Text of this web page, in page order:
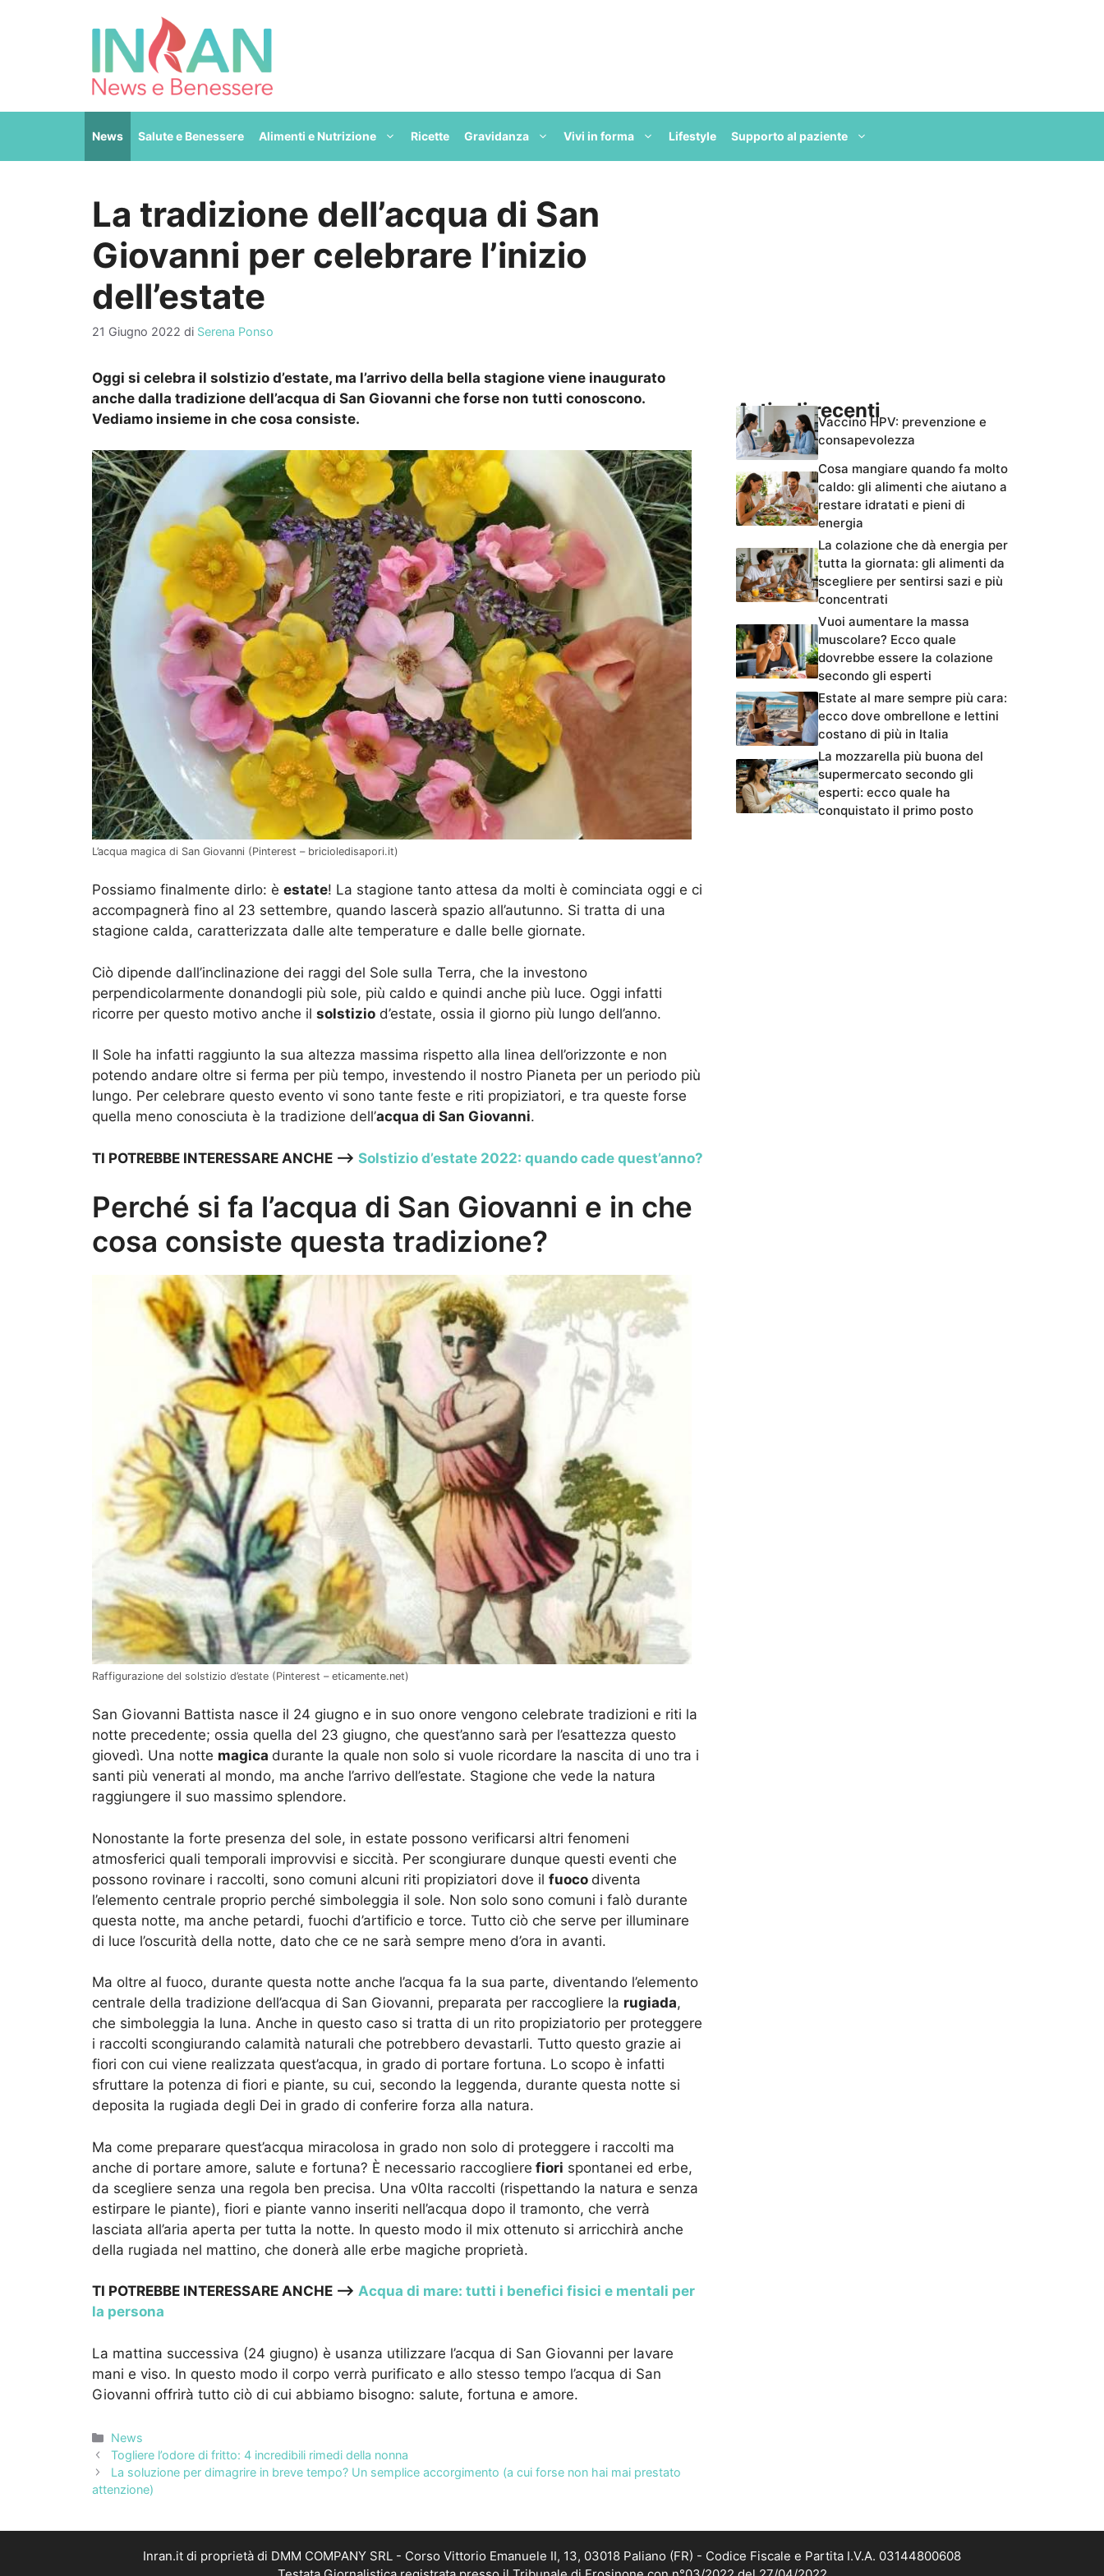
News Salute e Benessere Alimenti e Nutrizione Ricette Gravidanza Vivi in forma Lifestyle Supporto al paziente
La tradizione dell’acqua di San
Giovanni per celebrare l’inizio
dell’estate
21 Giugno 2022 di Serena Ponso
Oggi si celebra il solstizio d’estate, ma l’arrivo della bella stagione viene inaugurato
anche dalla tradizione dell’acqua di San Giovanni che forse non tutti conoscono.
Vediamo insieme in che cosa consiste.
L’acqua magica di San Giovanni (Pinterest – bricioledisapori.it)
Possiamo finalmente dirlo: è estate! La stagione tanto attesa da molti è cominciata oggi e ci
accompagnerà fino al 23 settembre, quando lascerà spazio all’autunno. Si tratta di una
stagione calda, caratterizzata dalle alte temperature e dalle belle giornate.
Ciò dipende dall’inclinazione dei raggi del Sole sulla Terra, che la investono
perpendicolarmente donandogli più sole, più caldo e quindi anche più luce. Oggi infatti
ricorre per questo motivo anche il solstizio d’estate, ossia il giorno più lungo dell’anno.
Il Sole ha infatti raggiunto la sua altezza massima rispetto alla linea dell’orizzonte e non
potendo andare oltre si ferma per più tempo, investendo il nostro Pianeta per un periodo più
lungo. Per celebrare questo evento vi sono tante feste e riti propiziatori, e tra queste forse
quella meno conosciuta è la tradizione dell’acqua di San Giovanni.
TI POTREBBE INTERESSARE ANCHE —-> Solstizio d’estate 2022: quando cade quest’anno?
Perché si fa l’acqua di San Giovanni e in che
cosa consiste questa tradizione?
Raffigurazione del solstizio d’estate (Pinterest – eticamente.net)
San Giovanni Battista nasce il 24 giugno e in suo onore vengono celebrate tradizioni e riti la
notte precedente; ossia quella del 23 giugno, che quest’anno sarà per l’esattezza questo
giovedì. Una notte magica durante la quale non solo si vuole ricordare la nascita di uno tra i
santi più venerati al mondo, ma anche l’arrivo dell’estate. Stagione che vede la natura
raggiungere il suo massimo splendore.
Nonostante la forte presenza del sole, in estate possono verificarsi altri fenomeni
atmosferici quali temporali improvvisi e siccità. Per scongiurare dunque questi eventi che
possono rovinare i raccolti, sono comuni alcuni riti propiziatori dove il fuoco diventa
l’elemento centrale proprio perché simboleggia il sole. Non solo sono comuni i falò durante
questa notte, ma anche petardi, fuochi d’artificio e torce. Tutto ciò che serve per illuminare
di luce l’oscurità della notte, dato che ce ne sarà sempre meno d’ora in avanti.
Ma oltre al fuoco, durante questa notte anche l’acqua fa la sua parte, diventando l’elemento
centrale della tradizione dell’acqua di San Giovanni, preparata per raccogliere la rugiada,
che simboleggia la luna. Anche in questo caso si tratta di un rito propiziatorio per proteggere
i raccolti scongiurando calamità naturali che potrebbero devastarli. Tutto questo grazie ai
fiori con cui viene realizzata quest’acqua, in grado di portare fortuna. Lo scopo è infatti
sfruttare la potenza di fiori e piante, su cui, secondo la leggenda, durante questa notte si
deposita la rugiada degli Dei in grado di conferire forza alla natura.
Ma come preparare quest’acqua miracolosa in grado non solo di proteggere i raccolti ma
anche di portare amore, salute e fortuna? È necessario raccogliere fiori spontanei ed erbe,
da scegliere senza una regola ben precisa. Una v0lta raccolti (rispettando la natura e senza
estirpare le piante), fiori e piante vanno inseriti nell’acqua dopo il tramonto, che verrà
lasciata all’aria aperta per tutta la notte. In questo modo il mix ottenuto si arricchirà anche
della rugiada nel mattino, che donerà alle erbe magiche proprietà.
TI POTREBBE INTERESSARE ANCHE —-> Acqua di mare: tutti i benefici fisici e mentali per
la persona
La mattina successiva (24 giugno) è usanza utilizzare l’acqua di San Giovanni per lavare
mani e viso. In questo modo il corpo verrà purificato e allo stesso tempo l’acqua di San
Giovanni offrirà tutto ciò di cui abbiamo bisogno: salute, fortuna e amore.
Categorie
News
Togliere l’odore di fritto: 4 incredibili rimedi della nonna
La soluzione per dimagrire in breve tempo? Un semplice accorgimento (a cui forse non hai mai prestato
attenzione)
Articoli recentiVaccino HPV: prevenzione e
consapevolezza
Cosa mangiare quando fa molto
caldo: gli alimenti che aiutano a
restare idratati e pieni di
energia
La colazione che dà energia per
tutta la giornata: gli alimenti da
scegliere per sentirsi sazi e più
concentrati
Vuoi aumentare la massa
muscolare? Ecco quale
dovrebbe essere la colazione
secondo gli esperti
Estate al mare sempre più cara:
ecco dove ombrellone e lettini
costano di più in Italia
La mozzarella più buona del
supermercato secondo gli
esperti: ecco quale ha
conquistato il primo posto
Inran.it di proprietà di DMM COMPANY SRL - Corso Vittorio Emanuele II, 13, 03018 Paliano (FR) - Codice Fiscale e Partita I.V.A. 03144800608